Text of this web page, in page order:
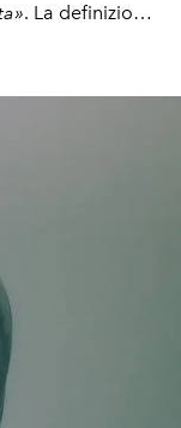
. La definizione
del XIX